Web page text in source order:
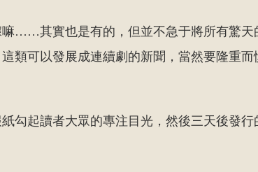
嘛……其實也是有的，但並不急于將所有驚天
類可以發展成連續劇的新聞，當然要隆重
勾起讀者大眾的專注目光，然後三天後發